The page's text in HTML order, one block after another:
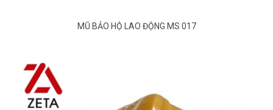
MŨ BẢO HỘ LAO ĐỘNG MS 017